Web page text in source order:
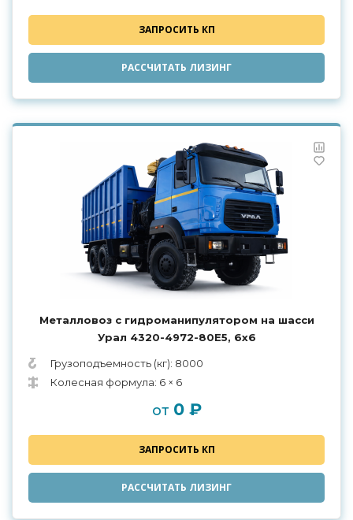
ЗАПРОСИТЬ КП
РАССЧИТАТЬ ЛИЗИНГ
Металловоз с гидроманипулятором на шасси
Урал 4320-4972-80Е5, 6х6
Грузоподъемность (кг): 8000
Колесная формула: 6 × 6
от 0 ₽
ЗАПРОСИТЬ КП
РАССЧИТАТЬ ЛИЗИНГ